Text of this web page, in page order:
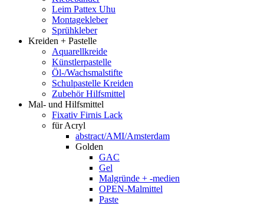
Leim Pattex Uhu
Montagekleber
Sprühkleber
Kreiden + Pastelle
Aquarellkreide
Künstlerpastelle
Öl-/Wachsmalstifte
Schulpastelle Kreiden
Zubehör Hilfsmittel
Mal- und Hilfsmittel
Fixativ Firnis Lack
für Acryl
abstract/AMI/Amsterdam
Golden
GAC
Gel
Malgründe + -medien
OPEN-Malmittel
Paste